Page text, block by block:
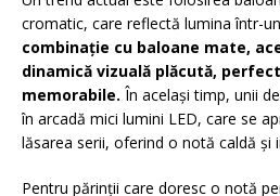
cromatic, care reflectă lumina într-
combinație cu baloane mate,
dinamică vizuală plăcută,
memorabile. În același timp, unii
în arcadă mici lumini LED, care se
lăsarea serii, oferind o notă caldă și
Pentru părinții care doresc o notă